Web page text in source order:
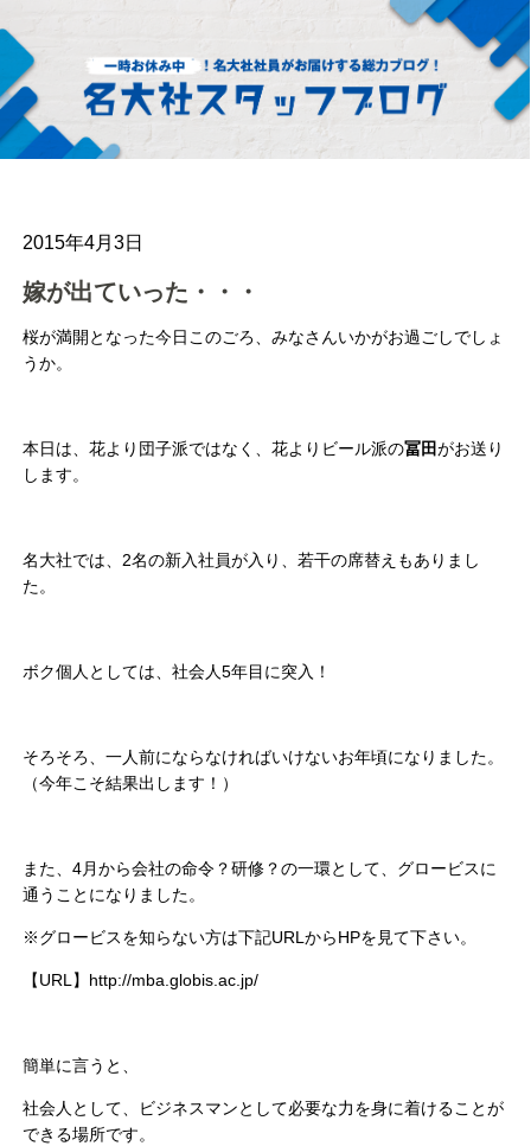
2015年4月3日
嫁が出ていった・・・
桜が満開となった今日このごろ、みなさんいかがお過ごしでしょ
うか。
本日は、花より団子派ではなく、花よりビール派の冨田がお送り
します。
名大社では、2名の新入社員が入り、若干の席替えもありまし
た。
ボク個人としては、社会人5年目に突入！
そろそろ、一人前にならなければいけないお年頃になりました。
（今年こそ結果出します！）
また、4月から会社の命令？研修？の一環として、グロービスに
通うことになりました。
※グロービスを知らない方は下記URLからHPを見て下さい。
【URL】http://mba.globis.ac.jp/
簡単に言うと、
社会人として、ビジネスマンとして必要な力を身に着けることが
できる場所です。